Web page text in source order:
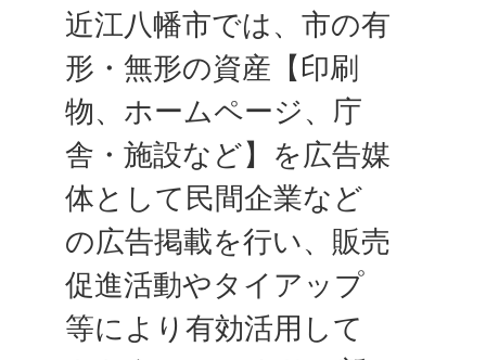
近江八幡市では、市の有
形・無形の資産【印刷
物、ホームページ、庁
舎・施設など】を広告媒
体として民間企業など
の広告掲載を行い、販売
促進活動やタイアップ
等により有効活用して